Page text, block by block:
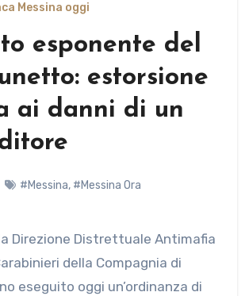
Messina oggi
esponente del
estorsione
ai danni di un
#Messina, #Messina Ora
della Compagnia di
eseguito oggi un’ordinanza di